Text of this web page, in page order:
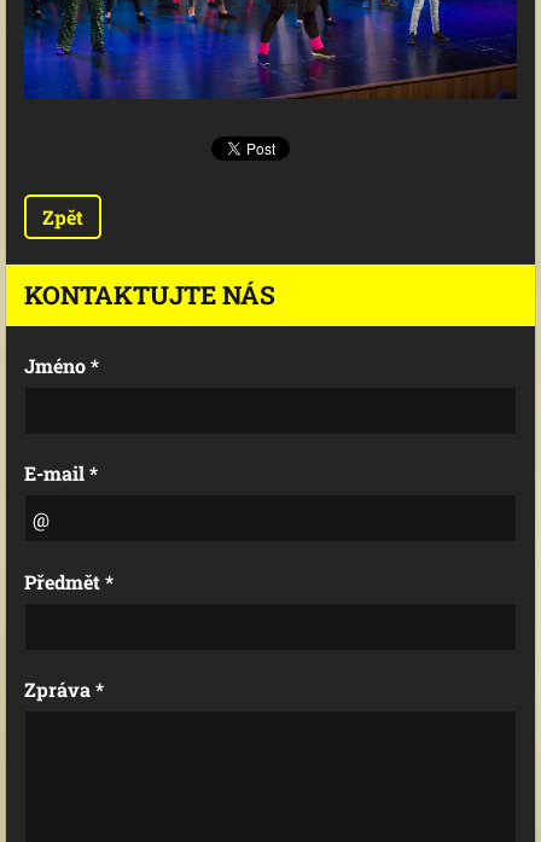
Zpět
KONTAKTUJTE NÁS
Jméno *
E-mail *
Předmět *
Zpráva *